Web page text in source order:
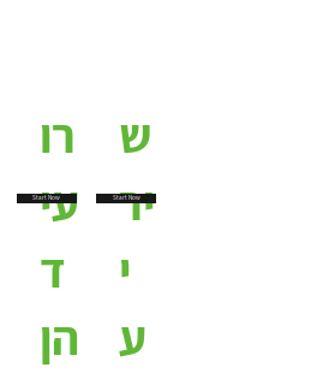
רו
עי
ד
הן
Start Now
ש
יר
י
ע
Start Now